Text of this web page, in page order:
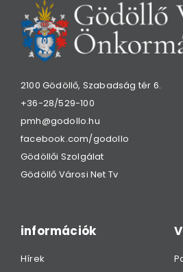
2100 Gödöllő, Szabadság tér 6.
+36-28/529-100
pmh@godollo.hu
facebook.com/godollo
Gödöllői Szolgálat
Gödöllő Városi Net Tv
információk
Hírek